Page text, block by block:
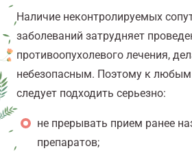
Наличие неконтролируемых
заболеваний затрудняет
противоопухолевого лечения,
небезопасным. Поэтому к
следует подходить серьезно:
не прерывать прием ранее
препаратов;